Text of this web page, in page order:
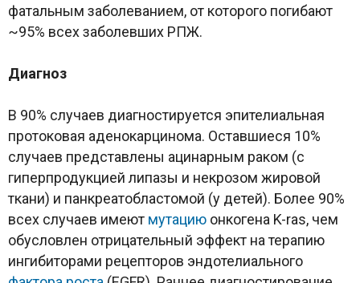
фатальным заболеванием, от которого погибают
~95% всех заболевших РПЖ.
Диагноз
В 90% случаев диагностируется эпителиальная
протоковая аденокарцинома. Оставшиеся 10%
случаев представлены ацинарным раком (с
гиперпродукцией липазы и некрозом жировой
ткани) и панкреатобластомой (у детей). Более 90%
всех случаев имеют мутацию онкогена K-ras, чем
обусловлен отрицательный эффект на терапию
ингибиторами рецепторов эндотелиального